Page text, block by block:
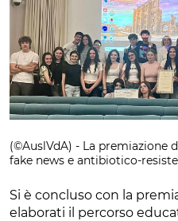
(©AuslVdA) - La premiazione
fake news e antibiotico-
Si è concluso con la
elaborati il percorso